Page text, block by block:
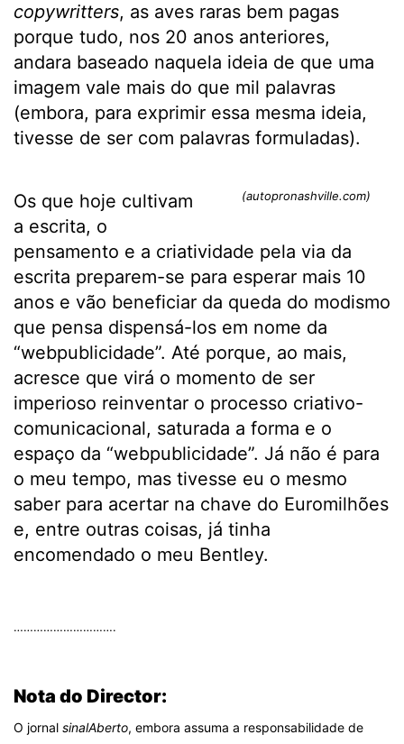
copywritters, as aves raras bem pagas
porque tudo, nos 20 anos anteriores,
andara baseado naquela ideia de que uma
imagem vale mais do que mil palavras
(embora, para exprimir essa mesma ideia,
tivesse de ser com palavras formuladas).
(autopronashville.com)
Os que hoje cultivam
a escrita, o
pensamento e a criatividade pela via da
escrita preparem-se para esperar mais 10
anos e vão beneficiar da queda do modismo
que pensa dispensá-los em nome da
“webpublicidade”. Até porque, ao mais,
acresce que virá o momento de ser
imperioso reinventar o processo criativo-
comunicacional, saturada a forma e o
espaço da “webpublicidade”. Já não é para
o meu tempo, mas tivesse eu o mesmo
saber para acertar na chave do Euromilhões
e, entre outras coisas, já tinha
encomendado o meu Bentley.
………………………….
Nota do Director:
O jornal sinalAberto, embora assuma a responsabilidade de